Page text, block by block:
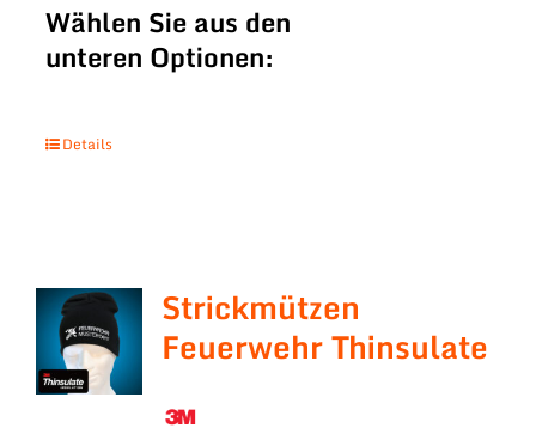
Wählen Sie aus den
unteren Optionen:
Details
Strickmützen
Feuerwehr Thinsulate